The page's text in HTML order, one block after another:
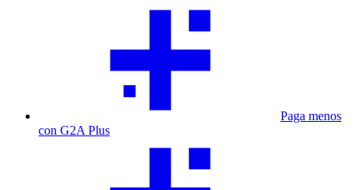
Paga menos
con G2A Plus